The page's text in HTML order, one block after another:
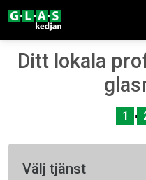
Ditt lokala
1
Välj tjänst